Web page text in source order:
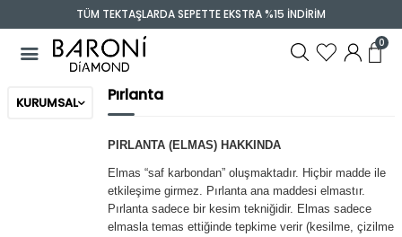
TÜM TEKTAŞLARDA SEPETTE EKSTRA %15 İNDİRİM
0
KURUMSAL Pırlanta
PIRLANTA (ELMAS) HAKKINDA
Elmas “saf karbondan” oluşmaktadır. Hiçbir madde ile
etkileşime girmez. Pırlanta ana maddesi elmastır.
Pırlanta sadece bir kesim tekniğidir. Elmas sadece
elmasla temas ettiğinde tepkime verir (kesilme, çizilme